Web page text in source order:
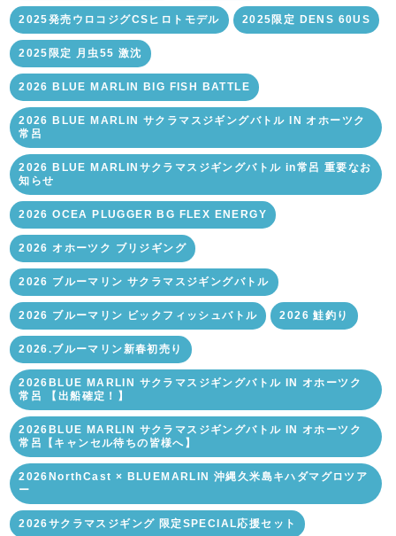
2025発売ウロコジグCSヒロトモデル 2025限定 DENS 60US
2025限定 月虫55 激沈
2026 BLUE MARLIN BIG FISH BATTLE
2026 BLUE MARLIN サクラマスジギングバトル IN オホーツク
常呂
2026 BLUE MARLINサクラマスジギングバトル in常呂 重要なお
知らせ
2026 OCEA PLUGGER BG FLEX ENERGY
2026 オホーツク ブリジギング
2026 ブルーマリン サクラマスジギングバトル
2026 ブルーマリン ビックフィッシュバトル 2026 鮭釣り
2026.ブルーマリン新春初売り
2026BLUE MARLIN サクラマスジギングバトル IN オホーツク
常呂 【出船確定！】
2026BLUE MARLIN サクラマスジギングバトル IN オホーツク
常呂【キャンセル待ちの皆様へ】
2026NorthCast × BLUEMARLIN 沖縄久米島キハダマグロツア
ー
2026サクラマスジギング 限定SPECIAL応援セット